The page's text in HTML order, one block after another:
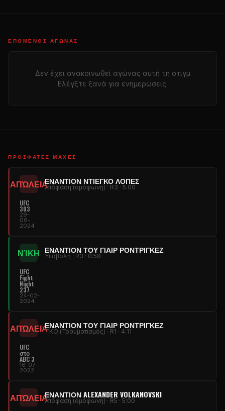
ΕΠΌΜΕΝΟΣ ΑΓΏΝΑΣ
Δεν έχει ανακοινωθεί αγώνας αυτή τη στιγμ
Ελέγξτε ξανά για ενημερώσεις.
ΠΡΌΣΦΑΤΕΣ ΜΆΧΕΣ
ΑΠΏΛΕΙΑΕΝΑΝΤΊΟΝ ΝΤΙΈΓΚΟ ΛΌΠΕΣ
Απόφαση (ομόφωνη) · R3 · 5:00
UFC
303
29-
06-
2024
ΝΊΚΗ ΕΝΑΝΤΊΟΝ ΤΟΥ ΓΙΑΊΡ ΡΟΝΤΡΊΓΚΕΖ
Υποβολή · R3 · 0:58
UFC
Fight
Night
237
24-02-
2024
ΑΠΏΛΕΙΑΕΝΑΝΤΊΟΝ ΤΟΥ ΓΙΑΊΡ ΡΟΝΤΡΊΓΚΕΖ
TKO (Τραυματισμός) · R1 · 4:11
UFC
στο
ABC 3
16-07-
2022
ΑΠΏΛΕΙΑΕΝΑΝΤΊΟΝ ALEXANDER VOLKANOVSKI
Απόφαση (ομόφωνη) · R5 · 5:00